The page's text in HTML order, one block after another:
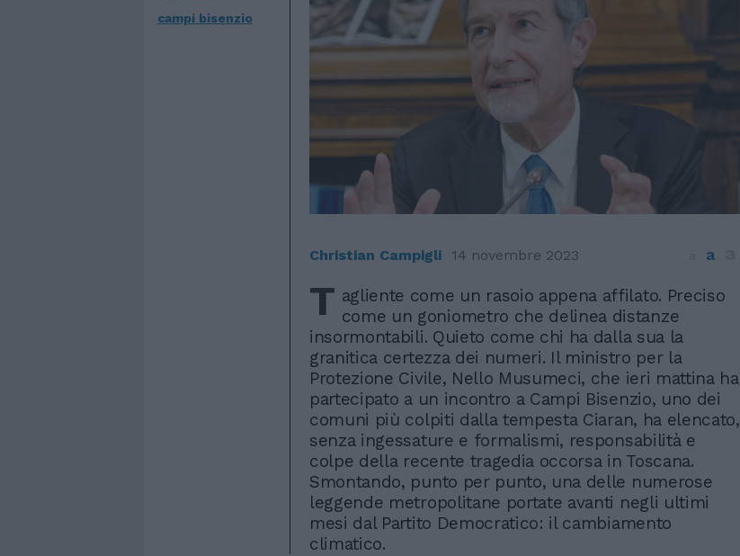
campi bisenzio
Christian Campigli 14 novembre 2023 a
T agliente come un rasoio appena affilato. Preciso
come un goniometro che delinea distanze
insormontabili. Quieto come chi ha dalla sua la
granitica certezza dei numeri. Il ministro per la
Protezione Civile, Nello Musumeci, che ieri mattina ha
partecipato a un incontro a Campi Bisenzio, uno dei
comuni più colpiti dalla tempesta Ciaran, ha elencato,
senza ingessature e formalismi, responsabilità e
colpe della recente tragedia occorsa in Toscana.
Smontando, punto per punto, una delle numerose
leggende metropolitane portate avanti negli ultimi
mesi dal Partito Democratico: il cambiamento
climatico.